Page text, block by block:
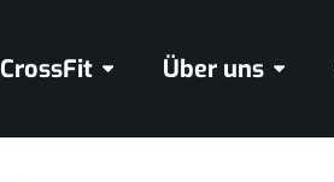
CrossFit Über uns